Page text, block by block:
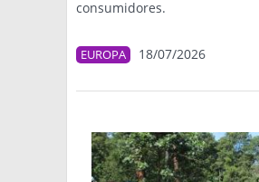
consumidores.
EUROPA 18/07/2026